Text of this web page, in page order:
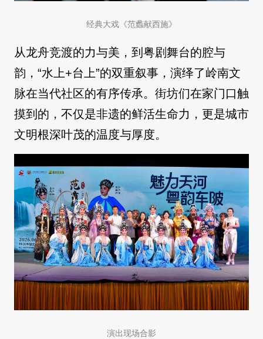
经典大戏《范蠡献西施》
从龙舟竞渡的力与美，到粤剧舞台的腔与
韵，“水上+台上”的双重叙事，演绎了岭南文
脉在当代社区的有序传承。街坊们在家门口触
摸到的，不仅是非遗的鲜活生命力，更是城市
文明根深叶茂的温度与厚度。
演出现场合影